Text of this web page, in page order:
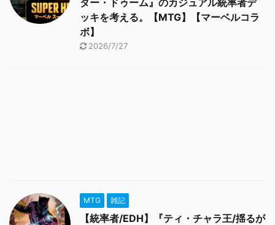
ター・ドゥーム』のカジュアル統率者デ
ッキを考える。【MTG】【マーベルコラ
ボ】
2026/7/27
MTG 雑記
【統率者/EDH】『ティ・チャラ王/揺るが